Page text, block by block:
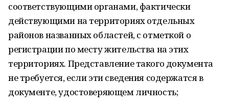
соответствующими органами, фактически
действующими на территориях отдельных
районов названных областей, с отметкой о
регистрации по месту жительства на этих
территориях. Представление такого документа
не требуется, если эти сведения содержатся в
документе, удостоверяющем личность;